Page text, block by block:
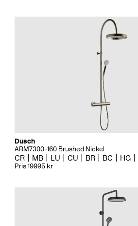
Dusch
ARM7300-160 Brushed Nickel
CR MB LU CU BR BC HG
Pris 19995 kr